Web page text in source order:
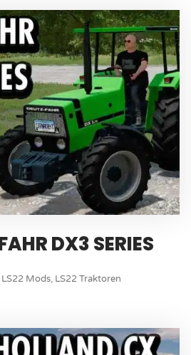
DX3 SERIES
LS22 Mods, LS22 Traktoren